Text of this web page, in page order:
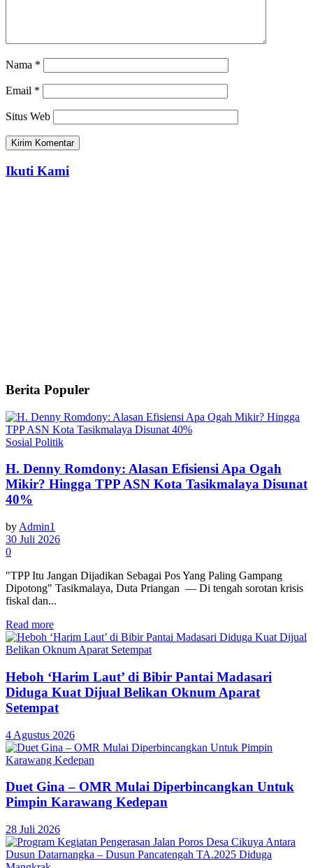
Nama *
Email *
Situs Web
Ikuti Kami
Berita Populer
Sosial Politik
H. Denny Romdony: Alasan Efisiensi Apa Ogah
Mikir? Hingga TPP ASN Kota Tasikmalaya Disunat
40%
by Admin1
30 Juli 2026
0
"TPP Itu Jangan Dijadikan Sebagai Pos Yang Paling Gampang
Dipotong" Tasikmalaya, Duta Priangan — Di tengah sorotan krisis
fiskal dan...
Read more
Heboh ‘Harim Laut’ di Bibir Pantai Madasari
Diduga Kuat Dijual Belikan Oknum Aparat
Setempat
4 Agustus 2026
Duet Gina – OMR Mulai Diperbincangkan Untuk
Pimpin Karawang Kedepan
28 Juli 2026